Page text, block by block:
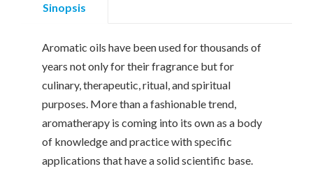
Sinopsis
Aromatic oils have been used for thousands of
years not only for their fragrance but for
culinary, therapeutic, ritual, and spiritual
purposes. More than a fashionable trend,
aromatherapy is coming into its own as a body
of knowledge and practice with specific
applications that have a solid scientific base.